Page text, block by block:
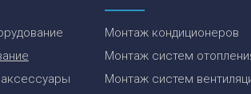
аксессуары
Монтаж кондиционеров
Монтаж систем
Монтаж систем